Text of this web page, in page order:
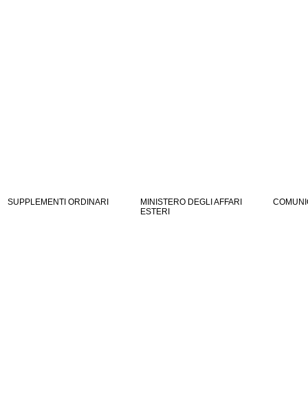
SUPPLEMENTI ORDINARI
MINISTERO DEGLI AFFARI
ESTERI